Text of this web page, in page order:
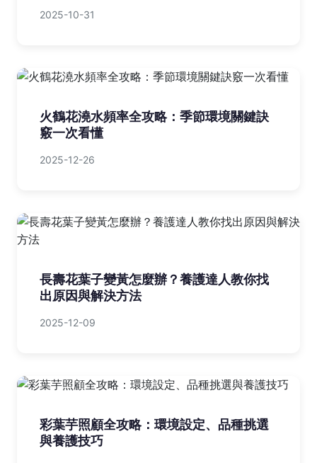
2025-10-31
火鶴花澆水頻率全攻略：季節環境關鍵訣
竅一次看懂
2025-12-26
長壽花葉子變黃怎麼辦？養護達人教你找
出原因與解決方法
2025-12-09
彩葉芋照顧全攻略：環境設定、品種挑選
與養護技巧